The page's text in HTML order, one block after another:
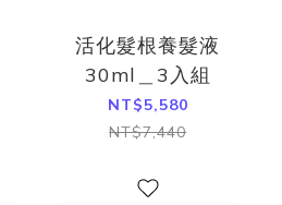
活化髮根養髮液
30ml＿3入組
NT$5,580
NT$7,440